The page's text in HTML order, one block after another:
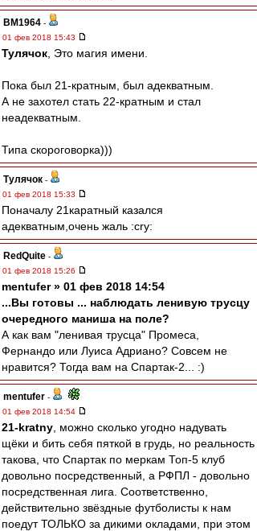
BM1964 -
01 фев 2018 15:43
Тулячок , Это магия имени.
Пока был 21-кратным, был адекватным.
А не захотел стать 22-кратным и стал
неадекватным.
Типа скороговорка)))
Тулячок -
01 фев 2018 15:33
Поначалу 21каратный казался
адекватным,очень жаль :cry:
RedQuite -
01 фев 2018 15:26
mentufer » 01 фев 2018 14:54
...Вы готовы ... наблюдать ленивую трусцу
очередного маниша на поле?
А как вам "ленивая трусца" Промеса,
Фернандо или Луиса Адриано? Совсем не
нравится? Тогда вам на Спартак-2... :)
mentufer -
01 фев 2018 14:54
21-kratny , можно сколько угодно надувать
щёки и бить себя пяткой в грудь, но реальность
такова, что Спартак по меркам Топ-5 клуб
довольно посредственный, а РФПЛ - довольно
посредственная лига. Соответственно,
действительно звёздные футболисты к нам
поедут ТОЛЬКО за дикими окладами, при этом